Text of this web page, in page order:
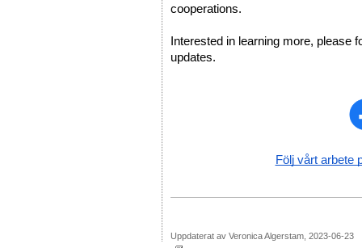
cooperations.
Interested in learning more, please
updates.
Följ vårt arbete
Uppdaterat av Veronica Algerstam, 2023-06-23